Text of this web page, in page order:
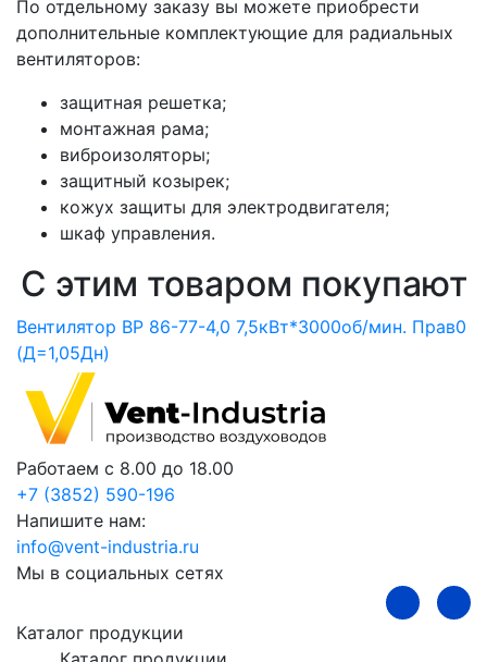
По отдельному заказу вы можете приобрести
дополнительные комплектующие для радиальных
вентиляторов:
защитная решетка;
монтажная рама;
виброизоляторы;
защитный козырек;
кожух защиты для электродвигателя;
шкаф управления.
С этим товаром покупают
Вентилятор ВР 86-77-4,0 7,5кВт*3000об/мин. Прав0
(Д=1,05Дн)
Работаем с 8.00 до 18.00
+7 (3852) 590-196
Напишите нам:
info@vent-industria.ru
Мы в социальных сетях
Каталог продукции